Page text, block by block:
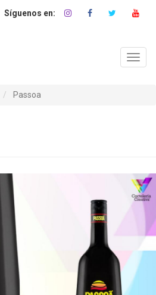
Passoa